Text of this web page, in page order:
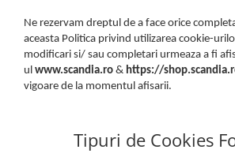
Ne rezervam dreptul de a face orice
aceasta Politica privind utilizarea cookie-
modificari si/ sau completari urmeaza a fi
ul www.scandia.ro & https://
vigoare de la momentul afisarii.
Tipuri de Cookies